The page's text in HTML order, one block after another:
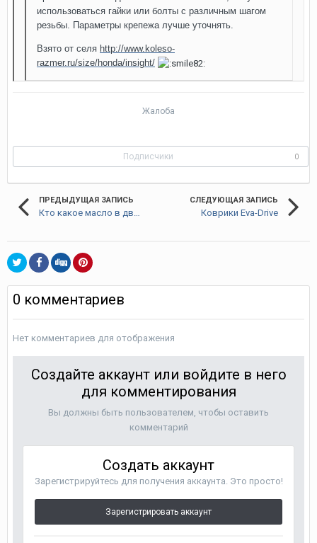
использоваться гайки или болты с различным шагом
резьбы. Параметры крепежа лучше уточнять.
Взято от селя http://www.koleso-
razmer.ru/size/honda/insight/
Жалоба
Подписчики 0
ПРЕДЫДУЩАЯ ЗАПИСЬ
Кто какое масло в двиг-ль заливал?
СЛЕДУЮЩАЯ ЗАПИСЬ
Коврики Eva-Drive
0 комментариев
Нет комментариев для отображения
Создайте аккаунт или войдите в него
для комментирования
Вы должны быть пользователем, чтобы оставить
комментарий
Создать аккаунт
Зарегистрируйтесь для получения аккаунта. Это просто!
Зарегистрировать аккаунт